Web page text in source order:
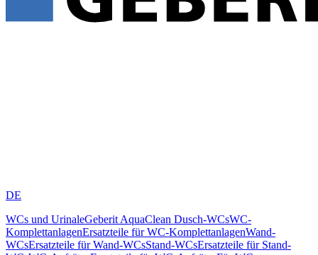
DE
WCs und UrinaleGeberit AquaClean Dusch-WCsWC-
KomplettanlagenErsatzteile für WC-KomplettanlagenWand-
WCsErsatzteile für Wand-WCsStand-WCsErsatzteile für Stand-